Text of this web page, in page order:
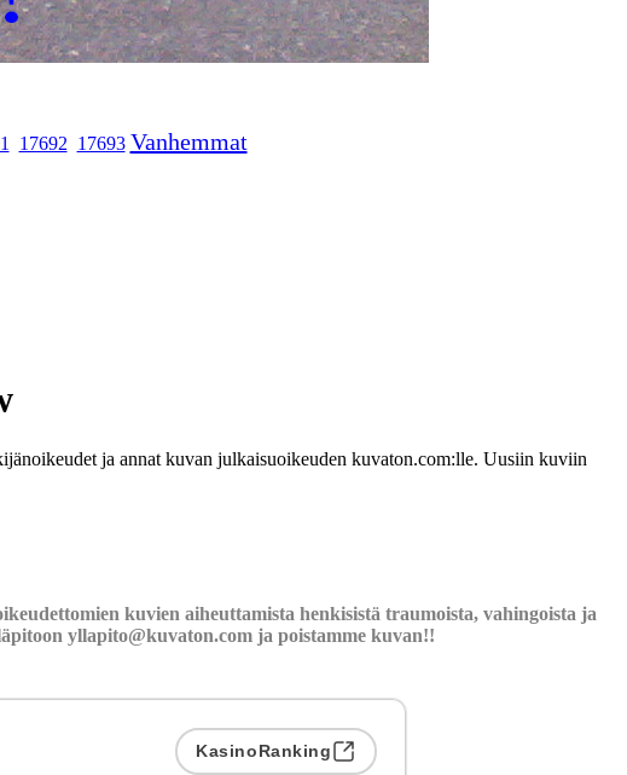
17692 17693 Vanhemmat
ja annat kuvan julkaisuoikeuden kuvaton.com:lle. Uusiin kuviin
kuvien aiheuttamista henkisistä traumoista, vahingoista ja
yllapito@kuvaton.com ja poistamme kuvan!!
KasinoRanking